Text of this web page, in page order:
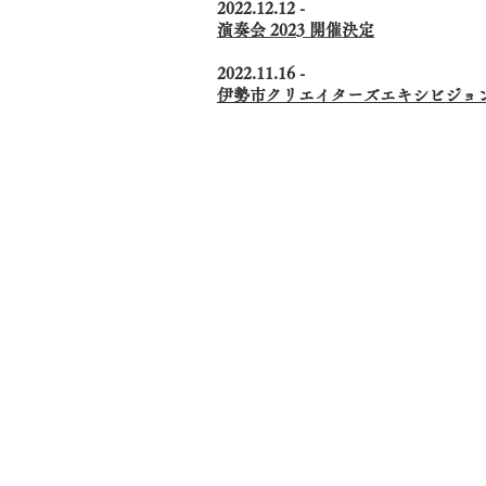
2022.12.12 -
演奏会 2023 開催決定
2022.11.16 -
伊勢市クリエイターズエキシビジョ